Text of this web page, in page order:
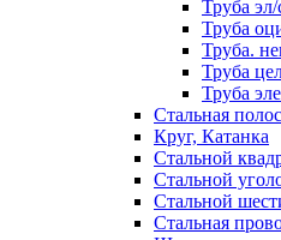
Труба эл/
Труба
Труба.
Труба
Труба
Стальная
Круг, Катанка
Стальной
Стальной
Стальной
Стальная